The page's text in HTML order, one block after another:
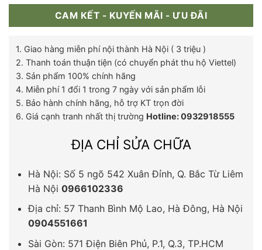
CAM KẾT - KUYẾN MÃI - ƯU ĐÃI
1. Giao hàng miễn phí nội thành Hà Nội ( 3 triệu )
2. Thanh toán thuận tiện (có chuyển phát thu hộ Viettel)
3. Sản phẩm 100% chính hãng
4. Miễn phí 1 đổi 1 trong 7 ngày với sản phẩm lỗi
5. Bảo hành chính hãng, hỗ trợ KT trọn đời
6. Giá cạnh tranh nhất thị trường Hotline: 0932918555
ĐỊA CHỈ SỬA CHỮA
Hà Nội: Số 5 ngõ 542 Xuân Đỉnh, Q. Bắc Từ Liêm
Hà Nội 0966102336
Địa chỉ: 57 Thanh Bình Mộ Lao, Hà Đông, Hà Nội
0904551661
Sài Gòn: 571 Điện Biên Phủ, P.1, Q.3, TP.HCM